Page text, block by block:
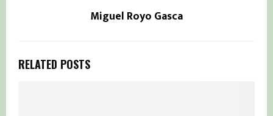
Miguel Royo Gasca
RELATED POSTS